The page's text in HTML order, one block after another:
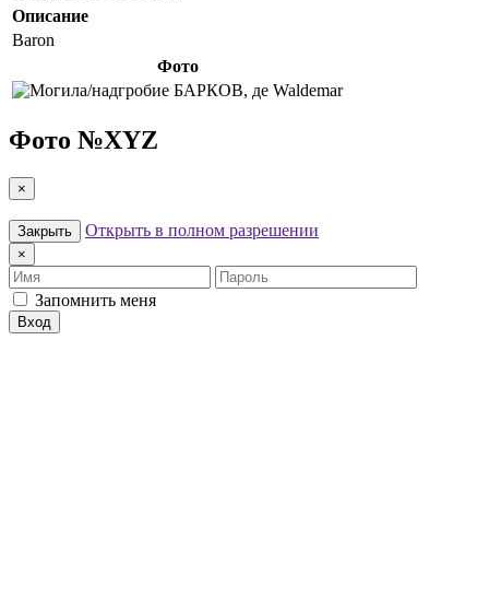
Описание
Baron
Фото
Фото №XYZ
×
Закрыть Открыть в полном разрешении
×
Имя
Пароль
Запомнить меня
Вход